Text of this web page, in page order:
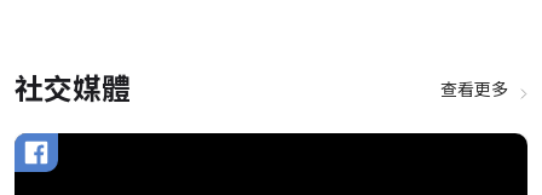
社交媒體 查看更多